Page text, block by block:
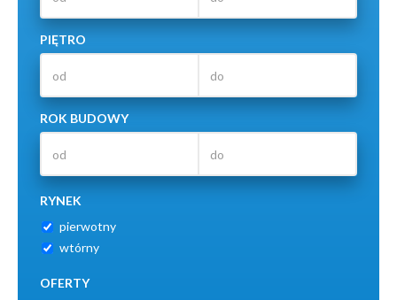
PIĘTRO
ROK BUDOWY
RYNEK
pierwotny
wtórny
OFERTY